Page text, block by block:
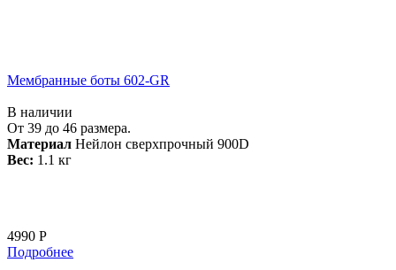
Мембранные боты 602-GR
В наличии
От 39 до 46 размера.
Материал Нейлон сверхпрочный 900D
Вес: 1.1 кг
4990 Р
Подробнее